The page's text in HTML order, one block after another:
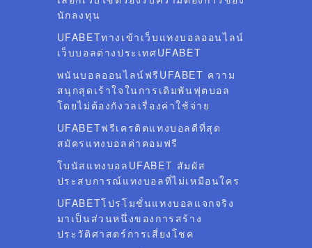
นักลงทุน
UFABETทางเข้าเว็บแทงบอลออนไลน์
เว็บบอลต่างประเทศUFABET
พนันบอลออนไลน์ฟรีUFABET ความ
สนุกสุดเร้าใจในการเดิมพันฟุตบอล
โดยไม่ต้องกังวลเรื่องค่าใช้จ่าย
UFABETฟรีเครดิตแทงบอลดีที่สุด
สมัครแทงบอลค่าคอมฟรี
โบนัสแทงบอลUFABET สัมผัส
ประสบการณ์แทงบอลที่ไม่เหมือนใคร
UFABETโปรโมชั่นแทงบอลแจกจริง
มาเป็นส่วนหนึ่งของการสร้าง
ประวัติศาสตร์การเสี่ยงโชค